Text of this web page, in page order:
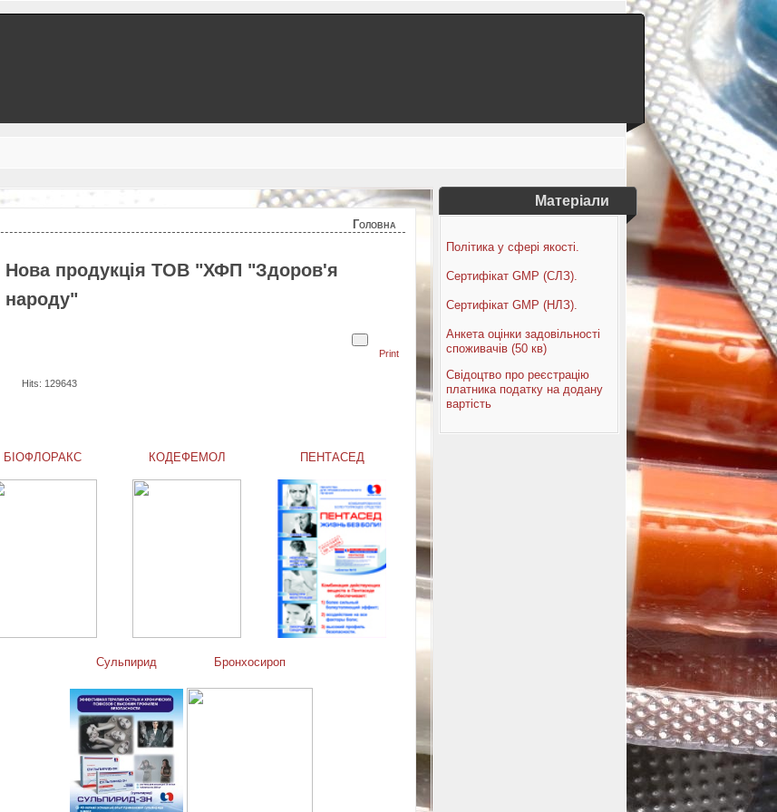
Головна
Нова продукція ТОВ "ХФП "Здоров'я
народу"
Print
Hits: 129643
БІОФЛОРАКС КОДЕФЕМОЛ ПЕНТАСЕД
Сульпирид Бронхосироп
Матеріали
Політика у сфері якості.
Сертифікат GMP (СЛЗ).
Сертифікат GMP (НЛЗ).
Анкета оцінки задовільності
споживачів (50 кв)
Свідоцтво про реєстрацію
платника податку на додану
вартість